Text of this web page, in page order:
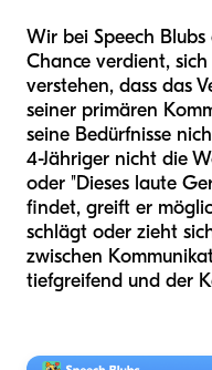
Wir bei Speech
Chance verdient,
verstehen, dass das
seiner primären
seine Bedürfnisse
4-Jähriger nicht die
oder "Dieses laute
findet, greift er
schlägt oder zieht
zwischen
tiefgreifend und der